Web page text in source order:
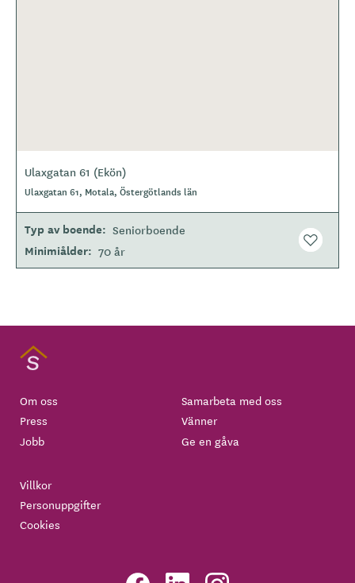
Ulaxgatan 61 (Ekön)
Ulaxgatan 61, Motala, Östergötlands län
Typ av boende Seniorboende
Minimiålder 70 år
Om oss
Press
Jobb
Samarbeta med oss
Vänner
Ge en gåva
Villkor
Personuppgifter
Cookies